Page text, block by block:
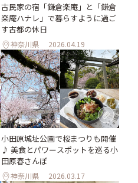
古民家の宿「鎌倉楽庵」と「鎌倉
楽庵ハナレ」で暮らすように過ご
す古都の休日
神奈川県 2026.04.19
小田原城址公園で桜まつりも開催
♪ 美食とパワースポットを巡る小
田原春さんぽ
神奈川県 2026.03.17